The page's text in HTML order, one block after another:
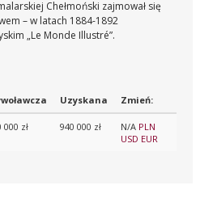
Chełmoński zajmował się
– w latach 1884-1892
„Le Monde Illustré”.
Uzyskana Zmień:
000 zł 940 000 zł N/A PLN
USD EUR